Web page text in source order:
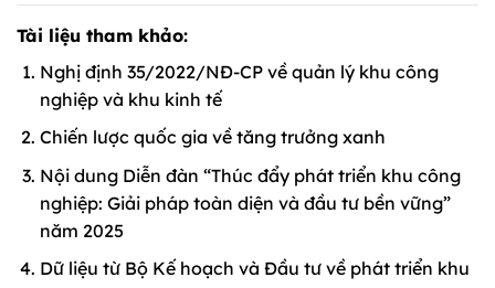
Tài liệu tham khảo:
Nghị định 35/2022/NĐ-CP về quản lý khu công
nghiệp và khu kinh tế
Chiến lược quốc gia về tăng trưởng xanh
Nội dung Diễn đàn “Thúc đẩy phát triển khu công
nghiệp: Giải pháp toàn diện và đầu tư bền vững”
năm 2025
Dữ liệu từ Bộ Kế hoạch và Đầu tư về phát triển khu